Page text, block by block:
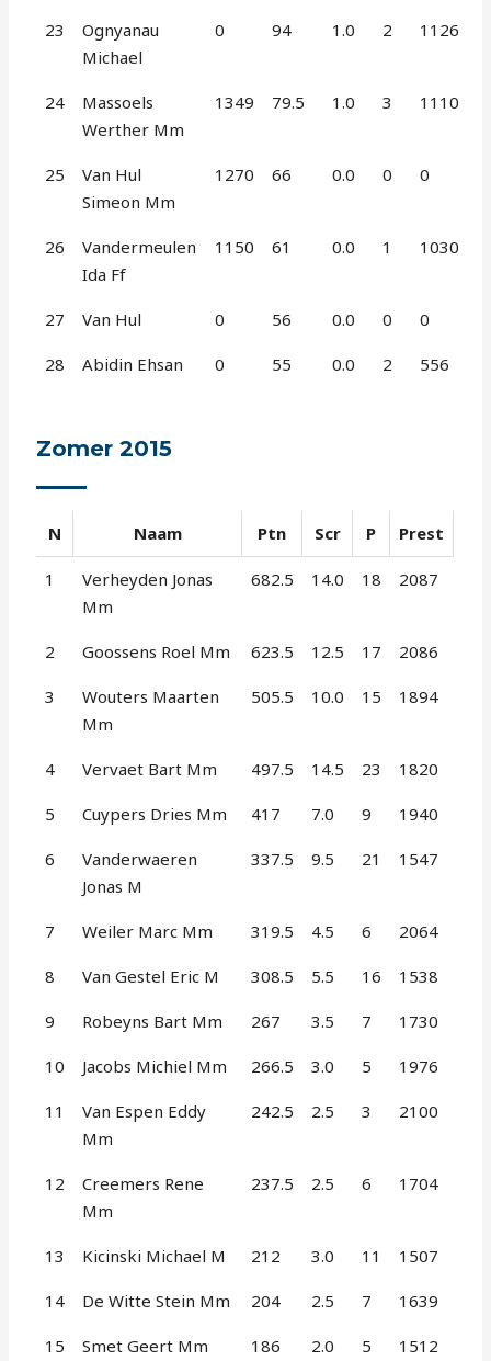
23
Ognyanau
Michael
0 94 1.0 2 1126
24
Massoels
Werther Mm
1349 79.5 1.0 3 1110
25
Van Hul
Simeon Mm
1270 66 0.0 0 0
26
Vandermeulen
Ida Ff
1150 61 0.0 1 1030
27 Van Hul 0 56 0.0 0 0
28 Abidin Ehsan 0 55 0.0 2 556
Zomer 2015
N Naam Ptn Scr P Prest
1
Verheyden Jonas
Mm
682.5 14.0 18 2087
2 Goossens Roel Mm 623.5 12.5 17 2086
3
Wouters Maarten
Mm
505.5 10.0 15 1894
4 Vervaet Bart Mm 497.5 14.5 23 1820
5 Cuypers Dries Mm 417 7.0 9 1940
6
Vanderwaeren
Jonas M
337.5 9.5 21 1547
7 Weiler Marc Mm 319.5 4.5 6 2064
8 Van Gestel Eric M 308.5 5.5 16 1538
9 Robeyns Bart Mm 267 3.5 7 1730
10 Jacobs Michiel Mm 266.5 3.0 5 1976
11
Van Espen Eddy
Mm
242.5 2.5 3 2100
12
Creemers Rene
Mm
237.5 2.5 6 1704
13 Kicinski Michael M 212 3.0 11 1507
14 De Witte Stein Mm 204 2.5 7 1639
15 Smet Geert Mm 186 2.0 5 1512